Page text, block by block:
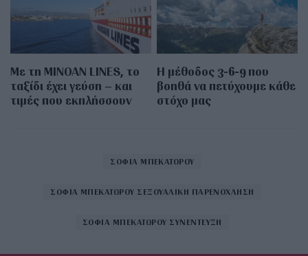
Με τη MINOAN LINES, το
ταξίδι έχει γεύση – και
τιμές που εκπλήσσουν
Η μέθοδος 3-6-9 που
βοηθά να πετύχουμε κάθε
στόχο μας
ΣΟΦΙΑ ΜΠΕΚΑΤΩΡΟΥ
ΣΟΦΙΑ ΜΠΕΚΑΤΩΡΟΥ ΣΕΞΟΥΑΛΙΚΗ ΠΑΡΕΝΟΧΛΗΣΗ
ΣΟΦΙΑ ΜΠΕΚΑΤΩΡΟΥ ΣΥΝΕΝΤΕΥΞΗ